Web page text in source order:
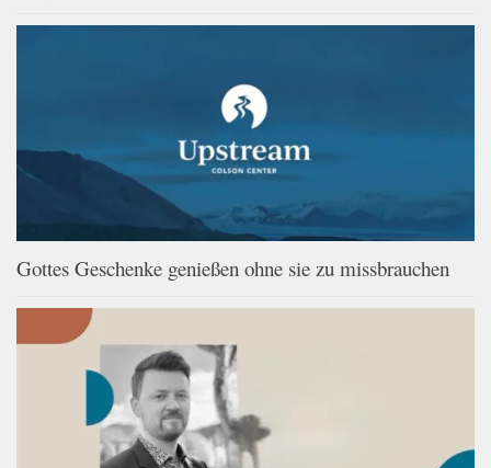
Gottes Geschenke genießen ohne sie zu missbrauchen